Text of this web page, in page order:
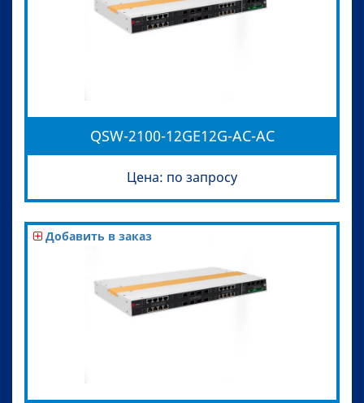
QSW-2100-12GE12G-AC-AC
Цена: по запросу
Добавить в заказ